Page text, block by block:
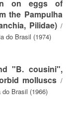
on eggs of
the Pampulha
Pilidae) /
do Brasil (1974)
"B. cousini",
molluscs /
Brasil (1966)